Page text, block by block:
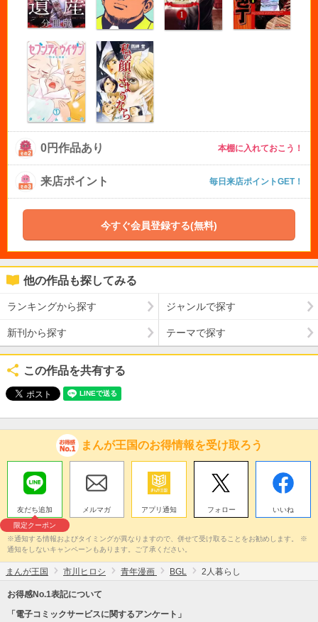
0円作品あり 本棚に入れておこう！
来店ポイント 毎日来店ポイントGET！
今すぐ会員登録する(無料)
他の作品も探してみる
ランキングから探す ジャンルで探す
新刊から探す テーマで探す
この作品を共有する
まんが王国のお得情報を受け取ろう
友だち追加
限定クーポン
メルマガ アプリ通知 フォロー いいね
※通知する情報およびタイミングが異なりますので、併せて受け取ることをお勧めします。 ※
通知をしないキャンペーンもあります。ご了承ください。
まんが王国 市川ヒロシ 青年漫画 BGL 2人暮らし
お得感No.1表記について
「電子コミックサービスに関するアンケート」